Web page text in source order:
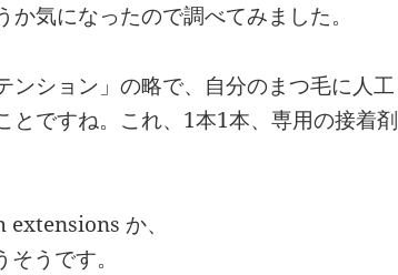
気になったので調べてみました。
ンション」の略で、自分のまつ毛に人工
とですね。これ、1本1本、専用の接着剤
か、
うです。